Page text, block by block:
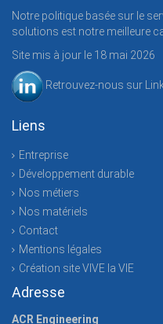
Notre politique basée sur le
solutions est notre meilleure
Site mis à jour le 18 mai 2026
Retrouvez-nous sur
Liens
Entreprise
Développement durable
Nos métiers
Nos matériels
Contact
Mentions légales
Création site VIVE la VIE
Adresse
ACR Engineering